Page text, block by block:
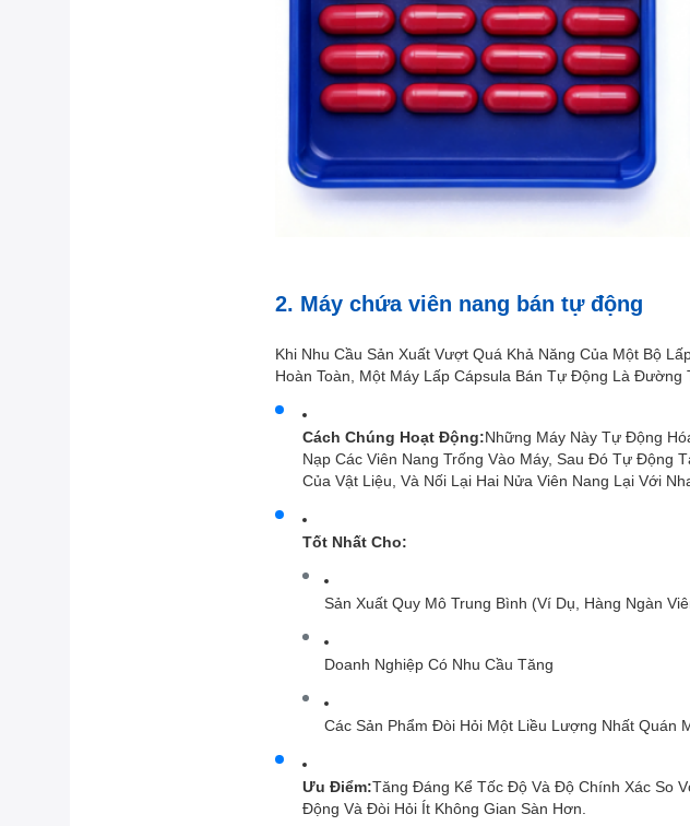
2. Máy chứa viên nang bán tự động
Khi Nhu Cầu Sản Xuất Vượt Quá Khả Năng Của Một Bộ
Hoàn Toàn, Một Máy Lấp Cápsula Bán Tự Động Là Đường
Cách Chúng Hoạt Động:Những Máy Này Tự Động
Nạp Các Viên Nang Trống Vào Máy, Sau Đó Tự Động
Của Vật Liệu, Và Nối Lại Hai Nửa Viên Nang Lại Với
Tốt Nhất Cho:
Sản Xuất Quy Mô Trung Bình (ví Dụ, Hàng Ngàn
Doanh Nghiệp Có Nhu Cầu Tăng
Các Sản Phẩm Đòi Hỏi Một Liều Lượng Nhất Quán
Ưu Điểm:Tăng Đáng Kể Tốc Độ Và Độ Chính Xác So
Động Và Đòi Hỏi Ít Không Gian Sàn Hơn.